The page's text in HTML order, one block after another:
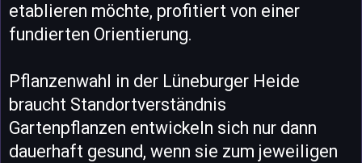
etablieren möchte, profitiert von einer
fundierten Orientierung.
Pflanzenwahl in der Lüneburger Heide
braucht Standortverständnis
Gartenpflanzen entwickeln sich nur dann
dauerhaft gesund, wenn sie zum jeweiligen